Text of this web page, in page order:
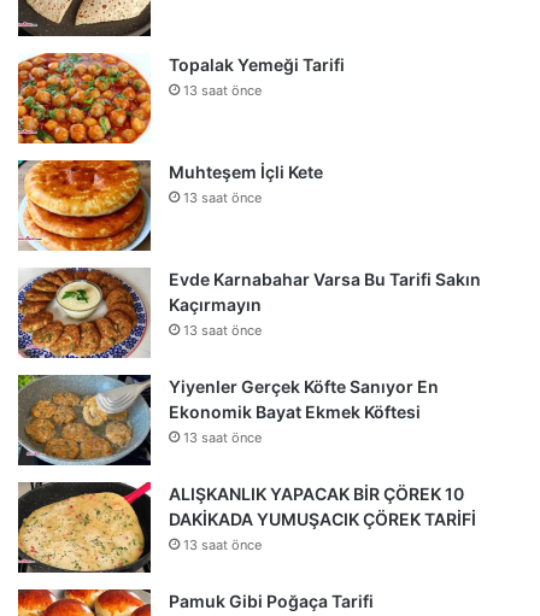
Topalak Yemeği Tarifi
13 saat önce
Muhteşem İçli Kete
13 saat önce
Evde Karnabahar Varsa Bu Tarifi Sakın
Kaçırmayın
13 saat önce
Yiyenler Gerçek Köfte Sanıyor En
Ekonomik Bayat Ekmek Köftesi
13 saat önce
ALIŞKANLIK YAPACAK BİR ÇÖREK 10
DAKİKADA YUMUŞACIK ÇÖREK TARİFİ
13 saat önce
Pamuk Gibi Poğaça Tarifi